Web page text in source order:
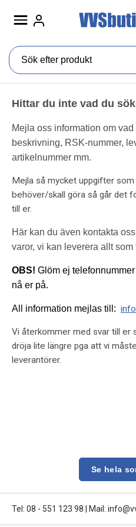
Hittar du inte vad du
Mejla oss information om
beskrivning, RSK-nummer,
artikelnummer mm.
Mejla så mycket uppgifter
behöver/skall göra så går det
till er.
Här kan du även kontakta
varor, vi kan leverera allt
OBS! Glöm ej
nå er på.
All information mejlas till:
Vi återkommer med svar till er
dröja lite längre pga att vi
leverantörer.
Se hela
Tel: 08 - 551 123 98 Mail: